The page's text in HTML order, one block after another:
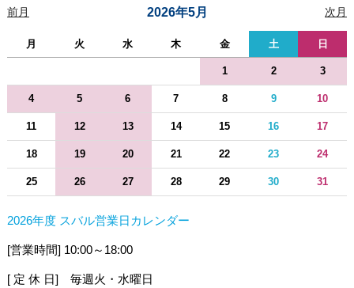
前月 2026年5月 次月
月 火 水 木 金 土 日
1 2 3
4 5 6 7 8 9 10
11 12 13 14 15 16 17
18 19 20 21 22 23 24
25 26 27 28 29 30 31
2026年度 スバル営業日カレンダー
[営業時間] 10:00～18:00
[ 定 休 日] 毎週火・水曜日